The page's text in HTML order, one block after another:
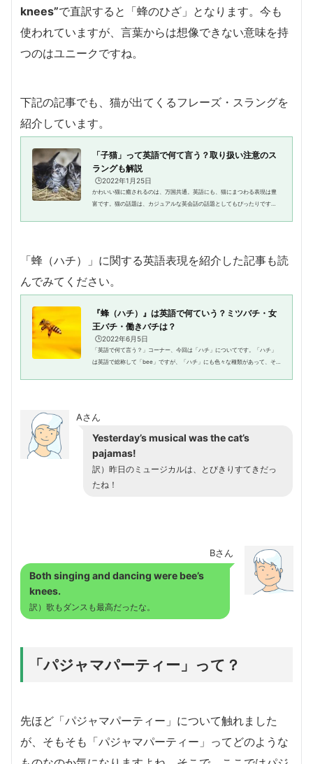
knees”で直訳すると「蜂のひざ」となります。今も
使われていますが、言葉からは想像できない意味を持
つのはユニークですね。
下記の記事でも、猫が出てくるフレーズ・スラングを
紹介しています。
「子猫」って英語で何て言う？取り扱い注意のス
ラングも解説
🕒️2022年1月25日
かわいい猫に癒されるのは、万国共通。英語にも、猫にまつわる表現は豊
富です。猫の話題は、カジュアルな英会話の話題としてもぴったりですよ
「蜂（ハチ）」に関する英語表現を紹介した記事も読
んでみてください。
『蜂（ハチ）』は英語で何ていう？ミツバチ・女
王バチ・働きバチは？
🕒️2022年6月5日
「英語で何て言う？」コーナー、今回は「ハチ」についてです。「ハチ」
は英語で総称して「bee」ですが、「ハチ」にも色々な種類があって、そ
Aさん
Yesterday’s musical was the cat’s
pajamas!
訳）昨日のミュージカルは、とびきりすてきだっ
たね！
Bさん
Both singing and dancing were bee’s
knees.
訳）歌もダンスも最高だったな。
「パジャマパーティー」って？
先ほど「パジャマパーティー」について触れました
が、そもそも「パジャマパーティー」ってどのような